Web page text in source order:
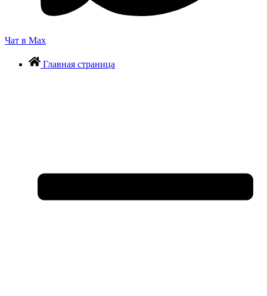
Чат в Max
Главная страница